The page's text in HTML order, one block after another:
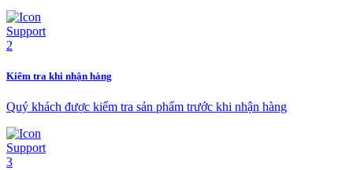
Kiểm tra khi nhận hàng
Quý khách được kiểm tra sản phẩm trước khi nhận hàng